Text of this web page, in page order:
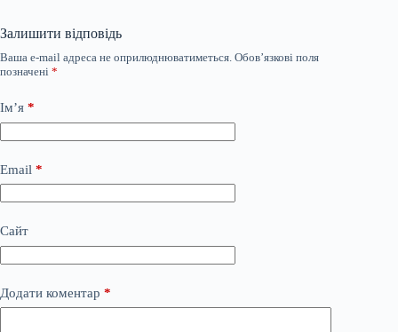
Залишити відповідь
Ваша e-mail адреса не оприлюднюватиметься. Обов’язкові поля
позначені *
Ім’я *
Email *
Сайт
Додати коментар *